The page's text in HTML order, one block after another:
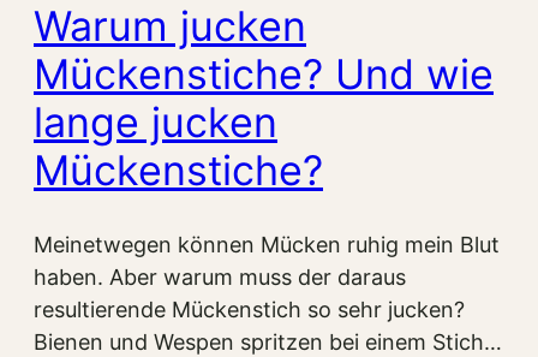
Warum jucken
Mückenstiche? Und wie
lange jucken
Mückenstiche?
Meinetwegen können Mücken ruhig mein Blut
haben. Aber warum muss der daraus
resultierende Mückenstich so sehr jucken?
Bienen und Wespen spritzen bei einem Stich…